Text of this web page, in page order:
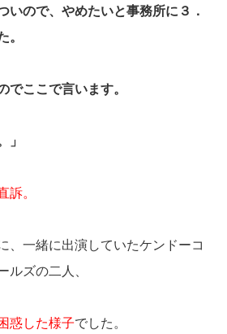
いので、やめたいと事務所に３．
。
でここで言います。
」
訴。
、一緒に出演していたケンドーコ
ルズの二人、
惑した様子でした。